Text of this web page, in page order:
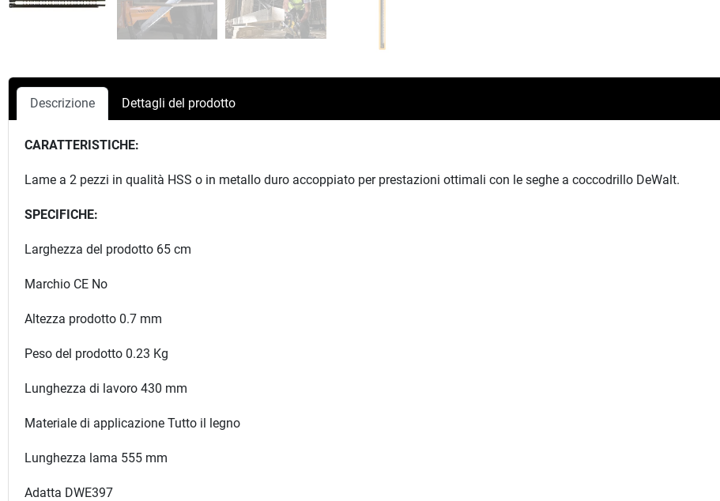
Descrizione Dettagli del prodotto
CARATTERISTICHE:
Lame a 2 pezzi in qualità HSS o in metallo duro accoppiato per prestazioni ottimali con le seghe a coccodrillo DeWalt.
SPECIFICHE:
Larghezza del prodotto 65 cm
Marchio CE No
Altezza prodotto 0.7 mm
Peso del prodotto 0.23 Kg
Lunghezza di lavoro 430 mm
Materiale di applicazione Tutto il legno
Lunghezza lama 555 mm
Adatta DWE397